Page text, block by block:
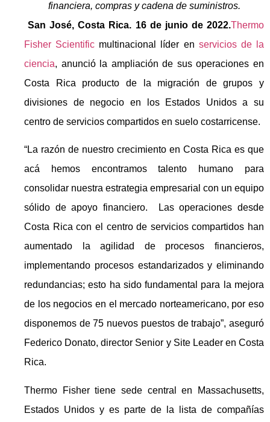
financiera, compras y cadena de suministros.
San José, Costa Rica. 16 de junio de 2022.Thermo
Fisher Scientific multinacional líder en servicios de la
ciencia, anunció la ampliación de sus operaciones en
Costa Rica producto de la migración de grupos y
divisiones de negocio en los Estados Unidos a su
centro de servicios compartidos en suelo costarricense.
“La razón de nuestro crecimiento en Costa Rica es que
acá hemos encontramos talento humano para
consolidar nuestra estrategia empresarial con un equipo
sólido de apoyo financiero. Las operaciones desde
Costa Rica con el centro de servicios compartidos han
aumentado la agilidad de procesos financieros,
implementando procesos estandarizados y eliminando
redundancias; esto ha sido fundamental para la mejora
de los negocios en el mercado norteamericano, por eso
disponemos de 75 nuevos puestos de trabajo”, aseguró
Federico Donato, director Senior y Site Leader en Costa
Rica.
Thermo Fisher tiene sede central en Massachusetts,
Estados Unidos y es parte de la lista de compañías